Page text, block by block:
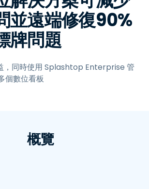
並遠端修復90%
牌問題
，同時使用 Splashtop Enterprise 管
個數位看板
概覽